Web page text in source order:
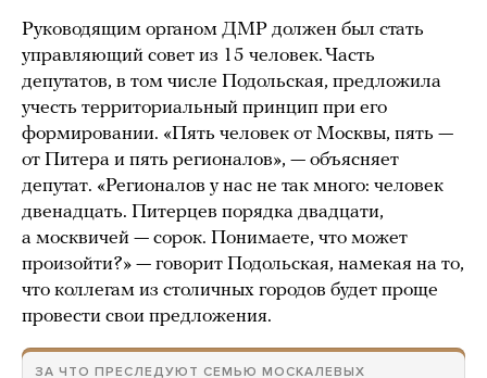
Руководящим органом ДМР должен был стать
управляющий совет из 15 человек. Часть
депутатов, в том числе Подольская, предложила
учесть территориальный принцип при его
формировании. «Пять человек от Москвы, пять —
от Питера и пять регионалов», — объясняет
депутат. «Регионалов у нас не так много: человек
двенадцать. Питерцев порядка двадцати,
а москвичей — сорок. Понимаете, что может
произойти?» — говорит Подольская, намекая на то,
что коллегам из столичных городов будет проще
провести свои предложения.
ЗА ЧТО ПРЕСЛЕДУЮТ СЕМЬЮ МОСКАЛЕВЫХ